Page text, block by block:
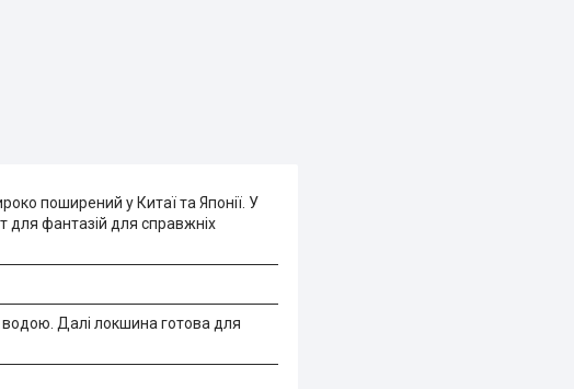
поширений у Китаї та Японії. У
для фантазій для справжніх
водою. Далі локшина готова для